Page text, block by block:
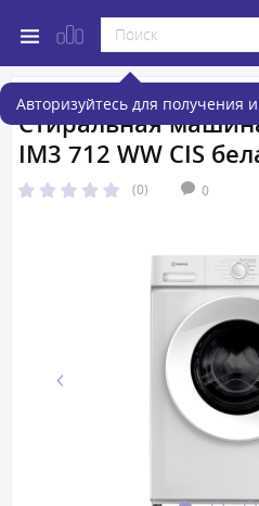
Авторизуйтесь для получения
Стиральная
IM3 712 WW CIS
(0) 0